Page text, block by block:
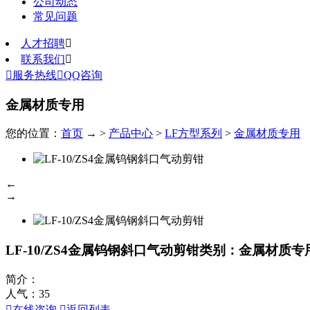
常见问题
人才招聘
联系我们
 服务热线QQ咨询
金属材质专用
您的位置： 首页 → > 产品中心 > LF方型系列 > 金属材质专用
←
→
LF-10/ZS4金属钨钢斜口气动剪钳类别：金属材质专
简介：
人气： 35